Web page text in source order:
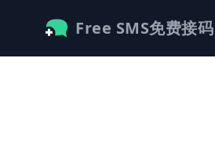
Free SMS免费接码